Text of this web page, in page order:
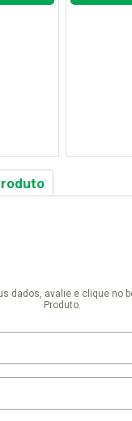
dados, avalie e clique no
Produto.